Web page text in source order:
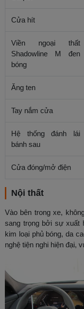
Cửa hít
Viền ngoại thất
Shadowline M đen
bóng
Ăng ten
Tay nắm cửa
Hệ thống đánh lái
bánh sau
Cửa đóng/mở điện
Nội thất
Vào bên trong xe,
sang trọng bởi sự xuất
kim loại phủ bóng, da
nghệ tiện nghi hiện đại,